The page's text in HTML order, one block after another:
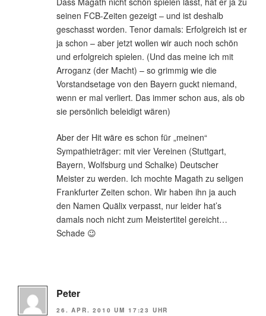
seinen FCB-Zeiten gezeigt – und ist deshalb
geschasst worden. Tenor damals: Erfolgreich ist er
ja schon – aber jetzt wollen wir auch noch schön
und erfolgreich spielen. (Und das meine ich mit
Arroganz (der Macht) – so grimmig wie die
Vorstandsetage von den Bayern guckt niemand,
wenn er mal verliert. Das immer schon aus, als ob
sie persönlich beleidigt wären)
Aber der Hit wäre es schon für „meinen“
Sympathieträger: mit vier Vereinen (Stuttgart,
Bayern, Wolfsburg und Schalke) Deutscher
Meister zu werden. Ich mochte Magath zu seligen
Frankfurter Zeiten schon. Wir haben ihn ja auch
den Namen Quälix verpasst, nur leider hat’s
damals noch nicht zum Meistertitel gereicht…
Schade 😉
Peter
26. APR. 2010 UM 17:23 UHR